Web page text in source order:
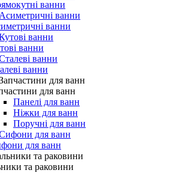
ванни
ванни
ванни
ванни
для ванн
Панелі для ванн
Ніжки для ванн
Поручні для ванн
для ванн
та раковини